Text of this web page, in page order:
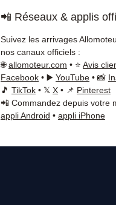
📲 Réseaux & applis
Suivez les arrivages
nos canaux officiels :
🌐allomoteur.com • ⭐ Avis
Facebook • ▶️ YouTube • 📸
🎵 TikTok • 𝕏 X • 📌 Pinterest
📲 Commandez depuis votre
appli Android • appli iPhone